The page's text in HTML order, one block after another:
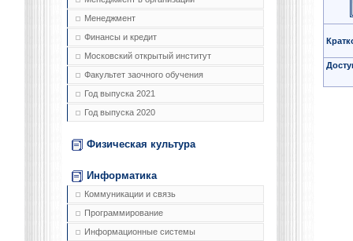
Менеджмент
Финансы и кредит
Московский открытый институт
Факультет заочного обучения
Год выпуска 2021
Год выпуска 2020
Физическая культура
Информатика
Коммуникации и связь
Программирование
Информационные системы